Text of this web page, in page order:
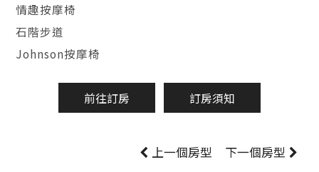
情趣按摩椅
石階步道
Johnson按摩椅
前往訂房 訂房須知
上一個房型 下一個房型